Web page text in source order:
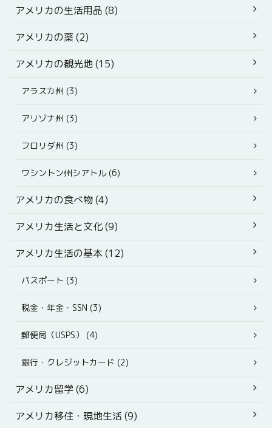
アメリカの生活用品 (8)
アメリカの薬 (2)
アメリカの観光地 (15)
アラスカ州 (3)
アリゾナ州 (3)
フロリダ州 (3)
ワシントン州シアトル (6)
アメリカの食べ物 (4)
アメリカ生活と文化 (9)
アメリカ生活の基本 (12)
パスポート (3)
税金・年金・SSN (3)
郵便局（USPS） (4)
銀行・クレジットカード (2)
アメリカ留学 (6)
アメリカ移住・現地生活 (9)